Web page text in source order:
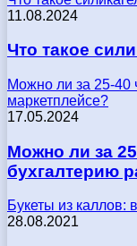
11.08.2024
Что такое
Можно ли за 25-40
маркетплейсе?
17.05.2024
Можно ли за
бухгалтерию
Букеты из каллов:
28.08.2021